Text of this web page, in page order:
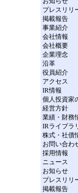
プレスリリ
掲載報告
事業紹介
会社情報
会社概要
企業理念
沿革
役員紹介
アクセス
IR情報
個人投資家
経営方針
業績・財務
IRライブラ
株式・社債
お問い合わ
採用情報
ニュース
お知らせ
プレスリリ
掲載報告